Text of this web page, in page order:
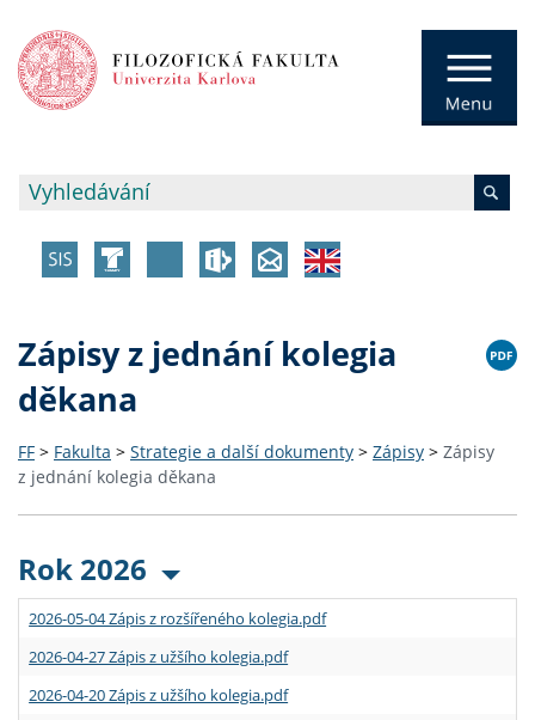
Zápisy z jednání kolegia
děkana
FF > Fakulta > Strategie a další dokumenty > Zápisy > Zápisy
z jednání kolegia děkana
Rok 2026
2026-05-04 Zápis z rozšířeného kolegia.pdf
2026-04-27 Zápis z užšího kolegia.pdf
2026-04-20 Zápis z užšího kolegia.pdf